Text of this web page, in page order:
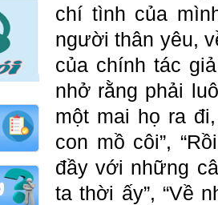
chí tình của
người thân yêu,
của chính tác
nhở rằng phải
một mai họ ra
con mồ côi”,
đầy với những
ta thời ấy”, “Về